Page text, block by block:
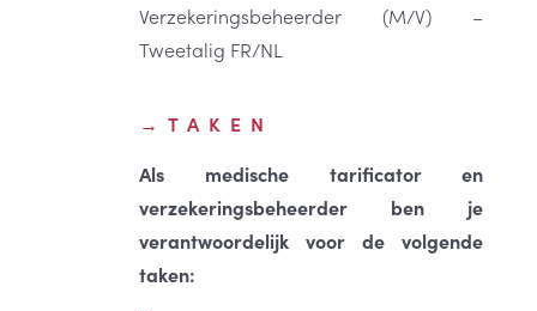
Verzekeringsbeheerder (M/V) –
Tweetalig FR/NL
TAKEN
Als medische tarificator en
verzekeringsbeheerder ben je
verantwoordelijk voor de volgende
taken: